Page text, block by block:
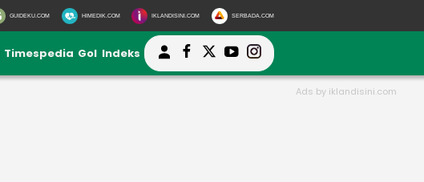
GUIDEKU.COM HIMEDIK.COM IKLANDISINI.COM SERBADA.COM
Timespedia Gol Indeks